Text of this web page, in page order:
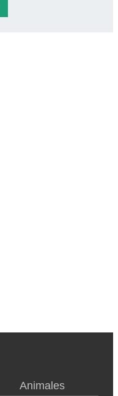
Animales